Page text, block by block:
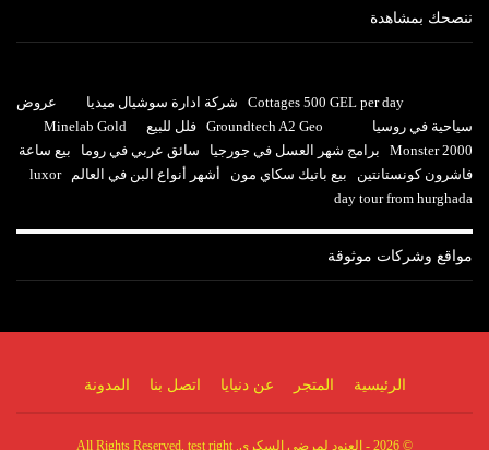
ننصحك بمشاهدة
Cottages 500 GEL per day شركة ادارة سوشيال ميديا
عروض
سياحية في روسيا
Groundtech A2 Geo فلل للبيع
Minelab Gold
Monster 2000
برامج شهر العسل في جورجيا سائق عربي في روما
بيع ساعة
فاشرون كونستانتين
بيع باتيك سكاي مون أشهر أنواع البن في العالم
luxor
day tour from hurghada
مواقع وشركات موثوقة
الرئيسية المتجر عن دنيايا اتصل بنا المدونة
© 2026 - العنود لمرضى السكري. All Rights Reserved. test right